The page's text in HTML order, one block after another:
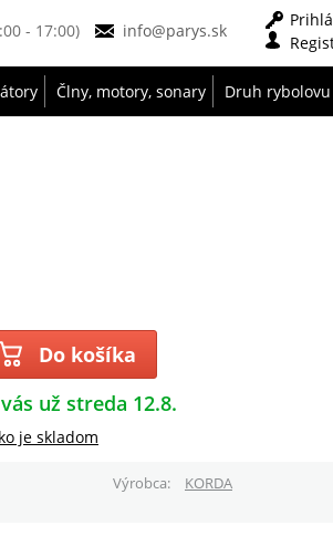
- 17:00) info@parys.sk
Člny, motory, sonary Druh rybolovu
Do košíka
už streda 12.8.
je skladom
Výrobca
KORDA